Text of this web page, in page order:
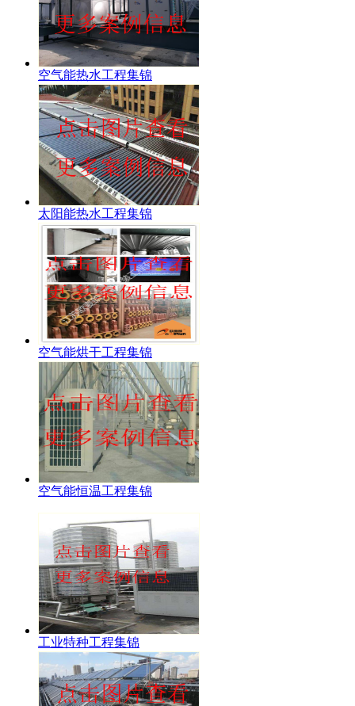
空气能热水工程集锦
太阳能热水工程集锦
空气能烘干工程集锦
空气能恒温工程集锦
工业特种工程集锦